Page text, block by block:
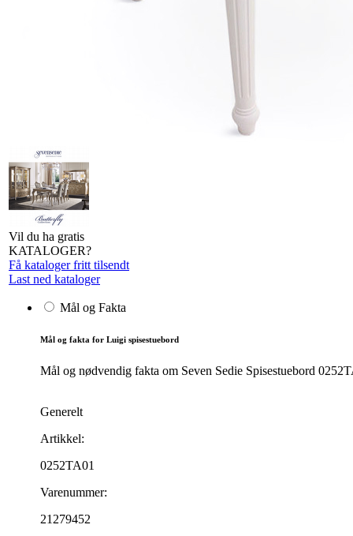
Vil du ha gratis
KATALOGER?
Få kataloger fritt tilsendt
Last ned kataloger
Mål og Fakta
Mål og fakta for Luigi spisestuebord
Mål og nødvendig fakta om Seven Sedie Spisestuebord
Generelt
Artikkel:
0252TA01
Varenummer:
21279452